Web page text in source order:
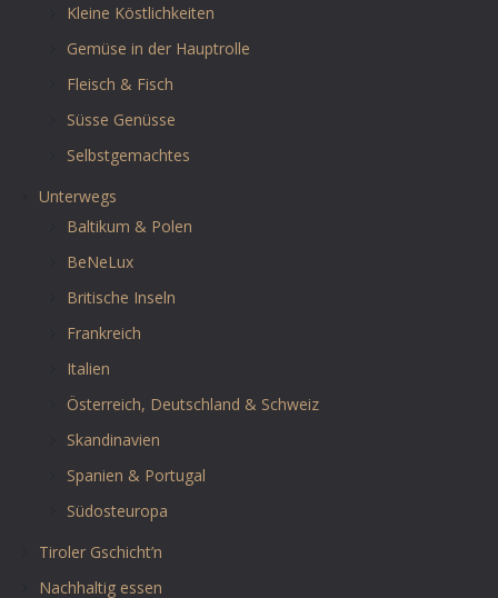
Kleine Köstlichkeiten
Gemüse in der Hauptrolle
Fleisch & Fisch
Süsse Genüsse
Selbstgemachtes
Unterwegs
Baltikum & Polen
BeNeLux
Britische Inseln
Frankreich
Italien
Österreich, Deutschland & Schweiz
Skandinavien
Spanien & Portugal
Südosteuropa
Tiroler Gschicht’n
Nachhaltig essen